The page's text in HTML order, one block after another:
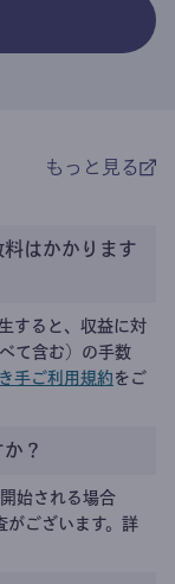
もっと見る
はかかります
すると、収益に対
て含む）の手数
手ご利用規約 をご
？
始される場合
がございます。詳